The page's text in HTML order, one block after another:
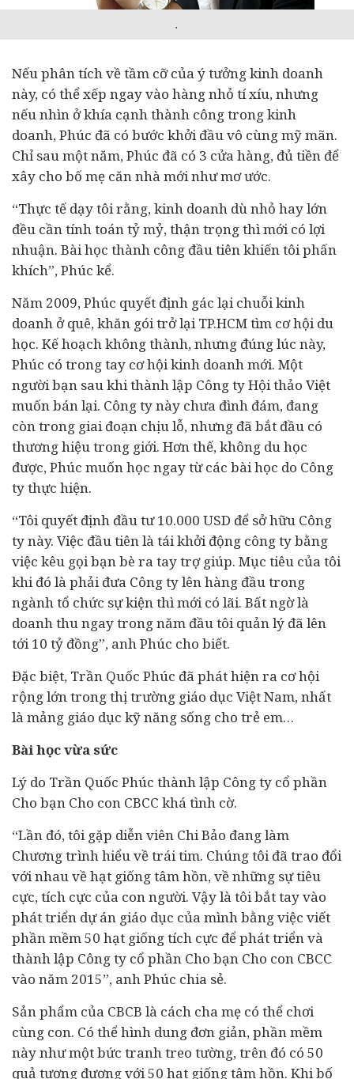
.
Nếu phân tích về tầm cỡ của ý tưởng kinh doanh
này, có thể xếp ngay vào hàng nhỏ tí xíu, nhưng
nếu nhìn ở khía cạnh thành công trong kinh
doanh, Phúc đã có bước khởi đầu vô cùng mỹ mãn.
Chỉ sau một năm, Phúc đã có 3 cửa hàng, đủ tiền để
xây cho bố mẹ căn nhà mới như mơ ước.
“Thực tế dạy tôi rằng, kinh doanh dù nhỏ hay lớn
đều cần tính toán tỷ mỷ, thận trọng thì mới có lợi
nhuận. Bài học thành công đầu tiên khiến tôi phấn
khích”, Phúc kể.
Năm 2009, Phúc quyết định gác lại chuỗi kinh
doanh ở quê, khăn gói trở lại TP.HCM tìm cơ hội du
học. Kế hoạch không thành, nhưng đúng lúc này,
Phúc có trong tay cơ hội kinh doanh mới. Một
người bạn sau khi thành lập Công ty Hội thảo Việt
muốn bán lại. Công ty này chưa đình đám, đang
còn trong giai đoạn chịu lỗ, nhưng đã bắt đầu có
thương hiệu trong giới. Hơn thế, không du học
được, Phúc muốn học ngay từ các bài học do Công
ty thực hiện.
“Tôi quyết định đầu tư10.000 USD để sở hữu Công
ty này. Việc đầu tiên là tái khởi động công ty bằng
việc kêu gọi bạn bè ra tay trợ giúp. Mục tiêu của tôi
khi đó là phải đưa Công ty lên hàng đầu trong
ngành tổ chức sự kiện thì mới có lãi. Bất ngờ là
doanh thu ngay trong năm đầu tôi quản lý đã lên
tới 10 tỷ đồng”, anh Phúc cho biết.
Đặc biệt, Trần Quốc Phúc đã phát hiện ra cơ hội
rộng lớn trong thị trường giáo dục Việt Nam, nhất
là mảng giáo dục kỹ năng sống cho trẻ em…
Bài học vừa sức
Lý do Trần Quốc Phúc thành lập Công ty cổ phần
Cho bạn Cho con CBCC khá tình cờ.
“Lần đó, tôi gặp diễn viên Chi Bảo đang làm
Chương trình hiểu về trái tim. Chúng tôi đã trao đổi
với nhau về hạt giống tâm hồn, về những sự tiêu
cực, tích cực của con người. Vậy là tôi bắt tay vào
phát triển dự án giáo dục của mình bằng việc viết
phần mềm 50 hạt giống tích cực để phát triển và
thành lập Công ty cổ phần Cho bạn Cho con CBCC
vào năm 2015”, anh Phúc chia sẻ.
Sản phẩm của CBCB là cách cha mẹ có thể chơi
cùng con. Có thể hình dung đơn giản, phần mềm
này như một bức tranh treo tường, trên đó có 50
quả tương đương với 50 hạt giống tâm hồn. Khi bố